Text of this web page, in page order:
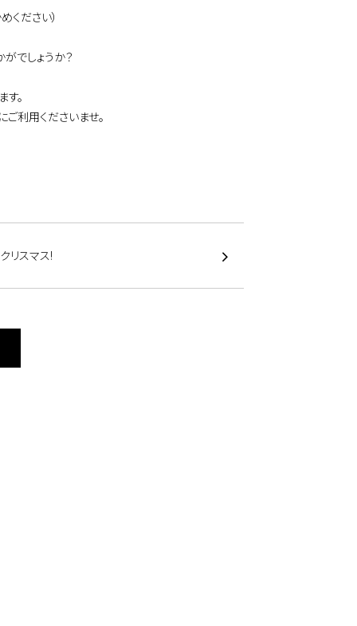
ださい）
でしょうか？
。
利用くださいませ。
リスマス!